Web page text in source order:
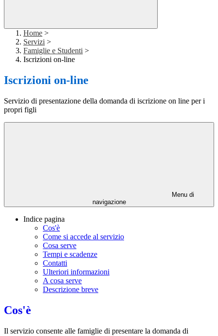
Home >
Servizi >
Famiglie e Studenti >
Iscrizioni on-line
Iscrizioni on-line
Servizio di presentazione della domanda di iscrizione on line per i
propri figli
Menu di
navigazione
Indice pagina
Cos'è
Come si accede al servizio
Cosa serve
Tempi e scadenze
Contatti
Ulteriori informazioni
A cosa serve
Descrizione breve
Cos'è
Il servizio consente alle famiglie di presentare la domanda di